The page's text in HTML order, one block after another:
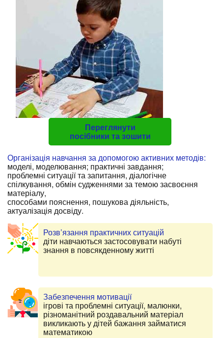
Переглянути
посібники та зошити
Організація навчання за допомогою активних методів:
моделі, моделювання; практичні завдання;
проблемні ситуації та запитання, діалогічне
спілкування, обмін судженнями за темою засвоєння
матеріалу,
способами пояснення, пошукова діяльність,
актуалізація досвіду.
Розв’язання практичних ситуацій
діти навчаються застосовувати набуті
знання в повсякденному житті
Забезпечення мотивації
ігрові та проблемні ситуації, малюнки,
різноманітний роздавальний матеріал
викликають у дітей бажання займатися
математикою